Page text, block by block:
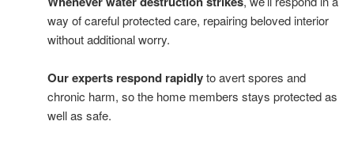
way of careful protected care, repairing beloved interior
without additional worry.
Our experts respond rapidlyto avert spores and
chronic harm, so the home members stays protected as
well as safe.